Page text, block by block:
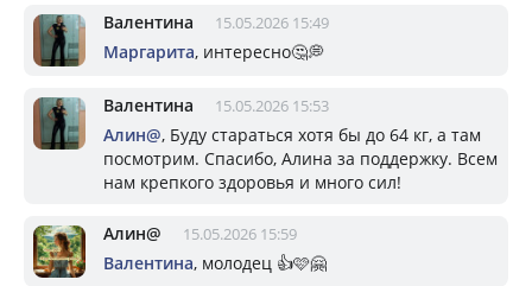
Валентина 15.05.2026 15:49
Маргарита, интересно🤔💭
Валентина 15.05.2026 15:53
Алин@, Буду стараться хотя бы до 64 кг, а там
посмотрим. Спасибо, Алина за поддержку. Всем
нам крепкого здоровья и много сил!
Алин@ 15.05.2026 15:59
Валентина, молодец 👍🩷🤗